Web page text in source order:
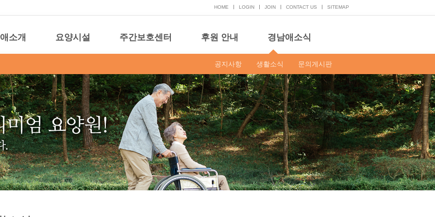
HOME LOGIN JOIN CONTACT US SITEMAP
소개 요양시설 주간보호센터 후원 안내 경남애소식
공지사항 생활소식 문의게시판